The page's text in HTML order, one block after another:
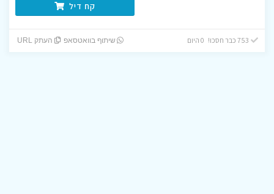
קח דיל
שיתוף בוואטסאפ העתק URL